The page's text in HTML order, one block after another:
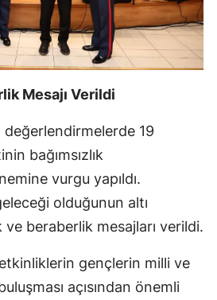
Mesajı Verildi
değerlendirmelerde 19
bağımsızlık
vurgu yapıldı.
olduğunun altı
beraberlik mesajları verildi.
etkinliklerin gençlerin milli ve
açısından önemli